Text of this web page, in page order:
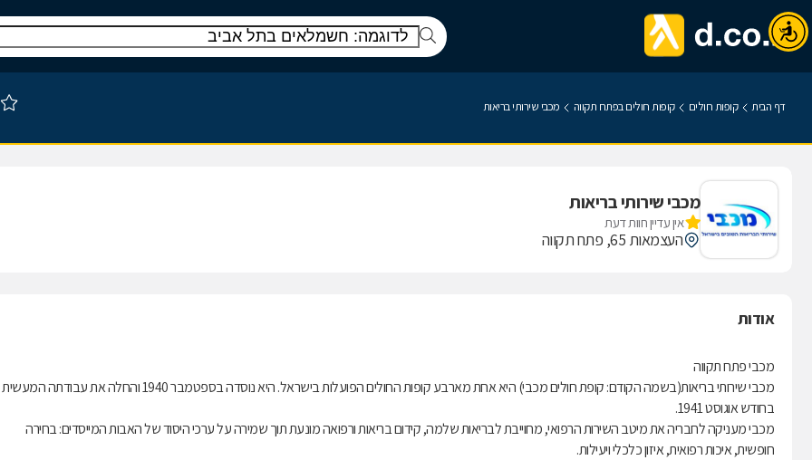
דף הבית קופות חולים קופות חולים בפתח תקווה מכבי שירותי בריאות
מכבי שירותי בריאות
אין עדיין חוות דעת
העצמאות 65, פתח תקווה
אודות
מכבי פתח תקווה
מכבי שירותי בריאות(בשמה הקודם: קופת חולים מכבי) היא אחת מארבע קופות החולים הפועלות בישראל. היא נוסדה בספטמבר 1940 והחלה את עבודתה המעשית
בחודש אוגוסט 1941.
מכבי מעניקה לחבריה את מיטב השירות הרפואי, מחוייבת לבריאות שלמה, קידום בריאות ורפואה מונעת תוך שמירה על ערכי היסוד של האבות המייסדים: בחירה
חופשית, איכות רפואית, איזון כלכלי ויעילות.